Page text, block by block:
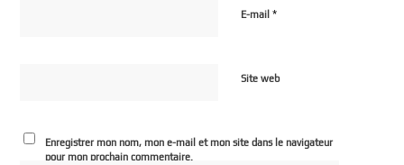
E-mail*
Site web
Enregistrer mon nom, mon e-mail et mon site dans le navigateur
pour mon prochain commentaire.